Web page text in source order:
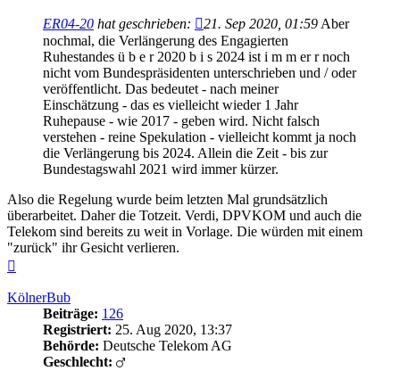
ER04-20 hat geschrieben: 21. Sep 2020, 01:59 Aber
nochmal, die Verlängerung des Engagierten
Ruhestandes ü b e r 2020 b i s 2024 ist i m m er r noch
nicht vom Bundespräsidenten unterschrieben und / oder
veröffentlicht. Das bedeutet - nach meiner
Einschätzung - das es vielleicht wieder 1 Jahr
Ruhepause - wie 2017 - geben wird. Nicht falsch
verstehen - reine Spekulation - vielleicht kommt ja noch
die Verlängerung bis 2024. Allein die Zeit - bis zur
Bundestagswahl 2021 wird immer kürzer.
Also die Regelung wurde beim letzten Mal grundsätzlich
überarbeitet. Daher die Totzeit. Verdi, DPVKOM und auch die
Telekom sind bereits zu weit in Vorlage. Die würden mit einem
"zurück" ihr Gesicht verlieren.
KölnerBub
Beiträge: 126
Registriert: 25. Aug 2020, 13:37
Behörde: Deutsche Telekom AG
Geschlecht: